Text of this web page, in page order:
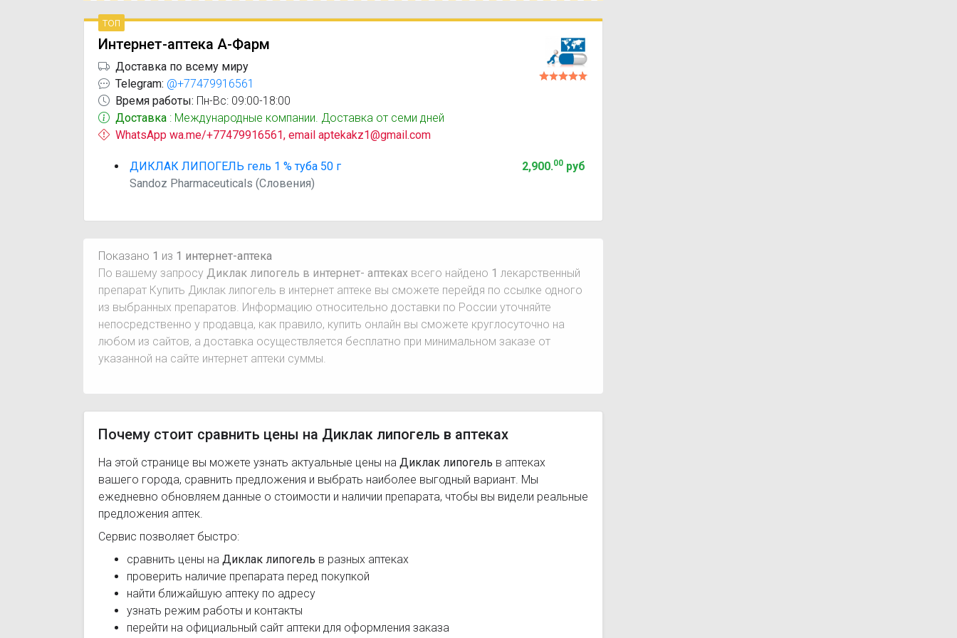
топ
Интернет-аптека А-Фарм
Доставка по всему миру
Telegram: @+77479916561
Время работы: Пн-Вс: 09:00-18:00
Доставка : Международные компании. Доставка от семи дней
WhatsApp wa.me/+77479916561, email aptekakz1@gmail.com
ДИКЛАК ЛИПОГЕЛЬ гель 1 % туба 50 г
Sandoz Pharmaceuticals (Словения)
2,900.00руб
Показано 1 из 1 интернет-аптека
По вашему запросу Диклак липогель в интернет- аптеках всего найдено 1 лекарственный
препарат Купить Диклак липогель в интернет аптеке вы сможете перейдя по ссылке одного
из выбранных препаратов. Информацию относительно доставки по России уточняйте
непосредственно у продавца, как правило, купить онлайн вы сможете круглосуточно на
любом из сайтов, а доставка осуществляется бесплатно при минимальном заказе от
указанной на сайте интернет аптеки суммы.
Почему стоит сравнить цены на Диклак липогель в аптеках
На этой странице вы можете узнать актуальные цены на Диклак липогель в аптеках
вашего города, сравнить предложения и выбрать наиболее выгодный вариант. Мы
ежедневно обновляем данные о стоимости и наличии препарата, чтобы вы видели реальные
предложения аптек.
Сервис позволяет быстро:
сравнить цены на Диклак липогель в разных аптеках
проверить наличие препарата перед покупкой
найти ближайшую аптеку по адресу
узнать режим работы и контакты
перейти на официальный сайт аптеки для оформления заказа